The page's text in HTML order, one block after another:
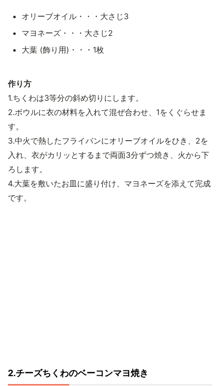
オリーブオイル・・・大さじ3
マヨネーズ・・・大さじ2
大葉 (飾り用)・・・1枚
作り方
1.ちくわは3等分の斜め切りにします。
2.ボウルに衣の材料を入れて混ぜ合わせ、1をくぐらせま
す。
3.中火で熱したフライパンにオリーブオイルをひき、2を
入れ、衣がカリッとするまで両面3分ずつ焼き、火から下
ろします。
4.大葉を敷いたお皿に盛り付け、マヨネーズを添えて完成
です。
2.チーズちくわのベーコンマヨ焼き